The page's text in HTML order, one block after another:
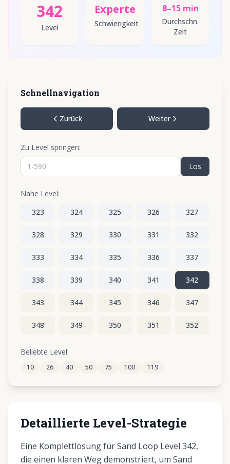
342
Level
Experte
Schwierigkeit
8–15 min
Durchschn.
Zeit
Schnellnavigation
Zurück Weiter
Zu Level springen:
Los
Nahe Level:
323
324 325 326 327
328 329 330 331 332
333 334 335 336 337
338 339 340 341 342
343 344 345 346 347
348 349 350 351 352
353
358 359 360 361
Beliebte Level:
10 26 40 50 75 100 119
Detaillierte Level-Strategie
Eine Komplettlösung für Sand Loop Level 342,
die einen klaren Weg demonstriert, um Sand